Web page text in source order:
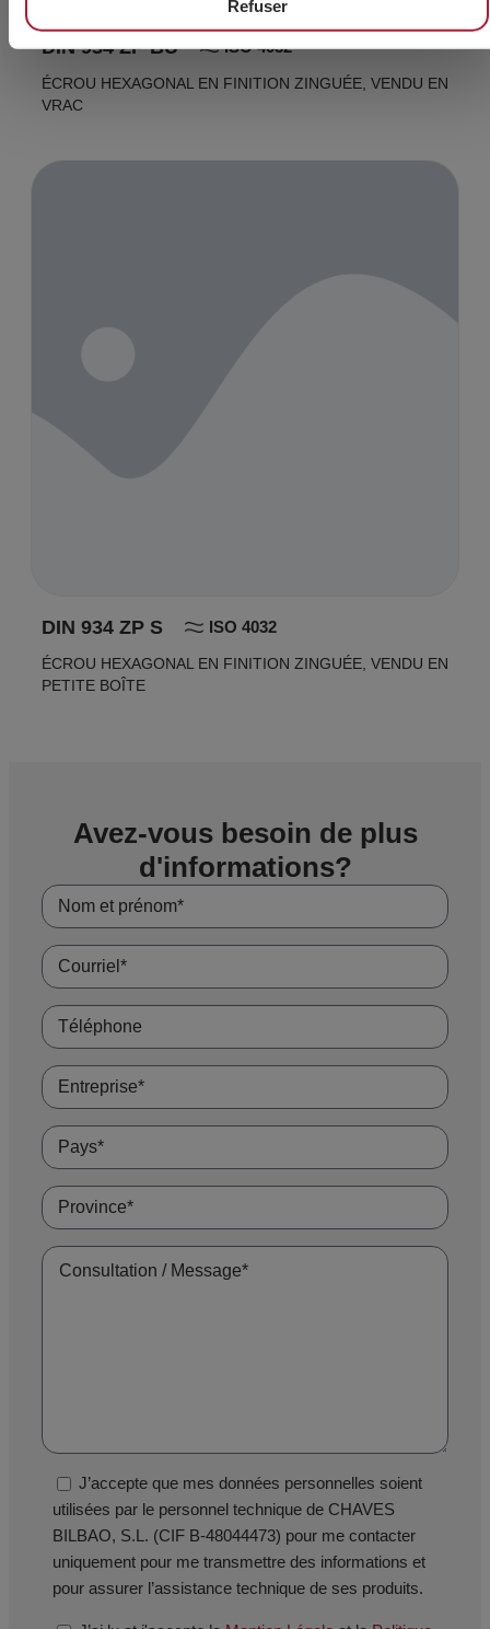
Refuser
DIN 934 ZP BU ISO 4032
ÉCROU HEXAGONAL EN FINITION ZINGUÉE, VENDU EN
VRAC
DIN 934 ZP S ISO 4032
ÉCROU HEXAGONAL EN FINITION ZINGUÉE, VENDU EN
PETITE BOÎTE
Avez-vous besoin de plus
d'informations?
J’accepte que mes données personnelles soient
utilisées par le personnel technique de CHAVES
BILBAO, S.L. (CIF B-48044473) pour me contacter
uniquement pour me transmettre des informations et
pour assurer l’assistance technique de ses produits.